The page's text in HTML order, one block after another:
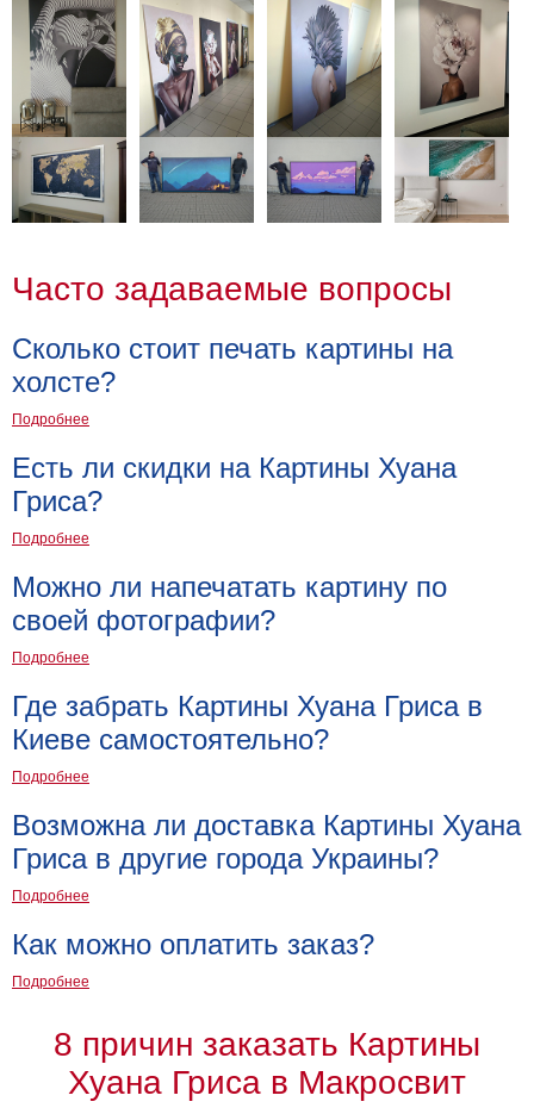
Часто задаваемые вопросы
Сколько стоит печать картины на
холсте?
Подробнее
Есть ли скидки на Картины Хуана
Гриса?
Подробнее
Можно ли напечатать картину по
своей фотографии?
Подробнее
Где забрать Картины Хуана Гриса в
Киеве самостоятельно?
Подробнее
Возможна ли доставка Картины Хуана
Гриса в другие города Украины?
Подробнее
Как можно оплатить заказ?
Подробнее
8 причин заказать Картины
Хуана Гриса в Макросвит